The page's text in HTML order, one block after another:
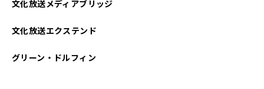
2021年06月
文化放送メディアブリッジ
文化放送エクステンド
グリーン・ドルフィン